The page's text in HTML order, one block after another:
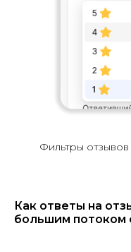
Фильтры
Как ответы на
большим потоком